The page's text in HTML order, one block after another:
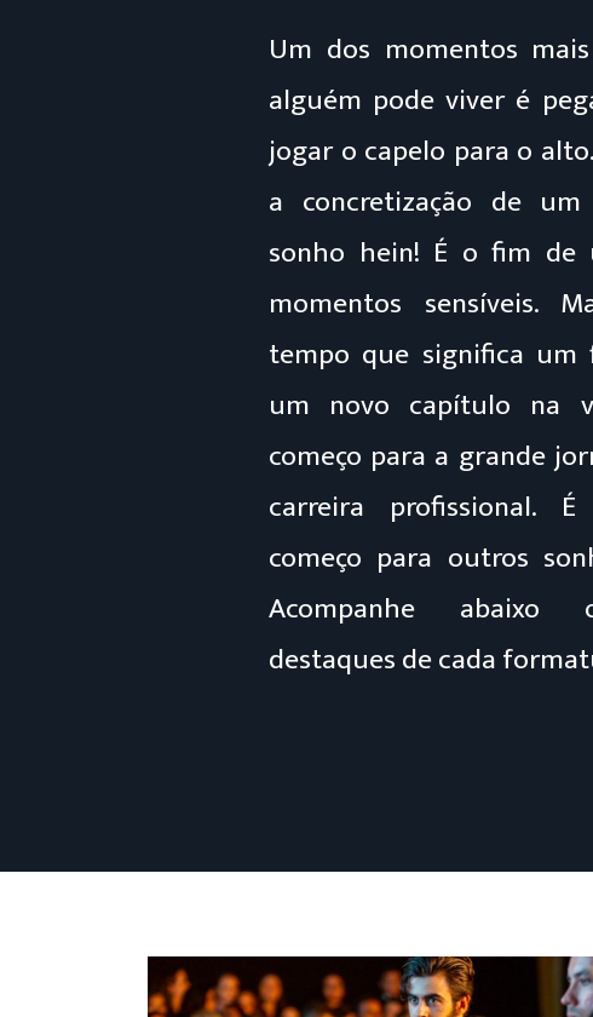
Um dos momentos
alguém pode viver é
jogar o capelo para o
a concretização de
sonho hein! É o fim de
momentos sensíveis.
tempo que significa um
um novo capítulo na
começo para a grande
carreira profissional.
começo para outros
Acompanhe abaixo
destaques de cada